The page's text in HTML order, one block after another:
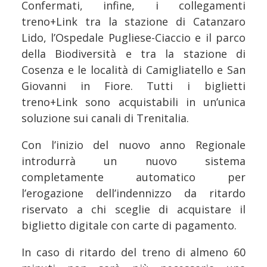
Confermati, infine, i collegamenti
treno+Link tra la stazione di Catanzaro
Lido, l’Ospedale Pugliese-Ciaccio e il parco
della Biodiversità e tra la stazione di
Cosenza e le località di Camigliatello e San
Giovanni in Fiore. Tutti i biglietti
treno+Link sono acquistabili in un’unica
soluzione sui canali di Trenitalia.
Con l’inizio del nuovo anno Regionale
introdurrà un nuovo sistema
completamente automatico per
l’erogazione dell’indennizzo da ritardo
riservato a chi sceglie di acquistare il
biglietto digitale con carte di pagamento.
In caso di ritardo del treno di almeno 60